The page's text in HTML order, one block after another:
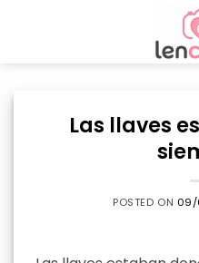
Las llaves
POSTED ON